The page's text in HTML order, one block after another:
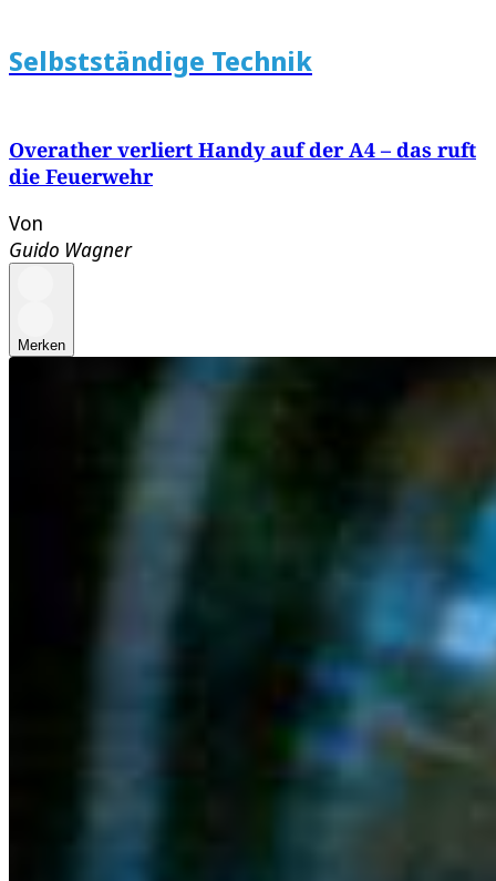
Selbstständige Technik
Overather verliert Handy auf der A4 – das ruft
die Feuerwehr
Von
Guido Wagner
Merken